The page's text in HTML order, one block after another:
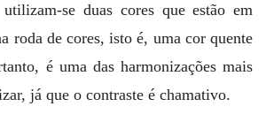
utilizam-se duas cores que estão em
roda de cores, isto é, uma cor quente
é uma das harmonizações mais
já que o contraste é chamativo.